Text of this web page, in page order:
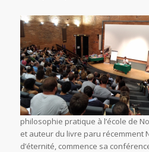
philosophie pratique à l’école de
et auteur du livre paru récemment
d’éternité,commence sa